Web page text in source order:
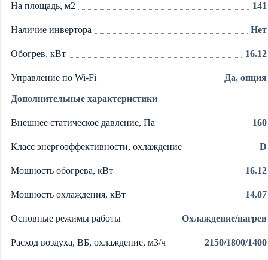
На площадь, м2 141
Наличие инвертора Нет
Обогрев, кВт 16.12
Управление по Wi-Fi Да, опция
Дополнительные характеристики
Внешнее статическое давление, Па 160
Класс энергоэффективности, охлаждение D
Мощность обогрева, кВт 16.12
Мощность охлаждения, кВт 14.07
Основные режимы работы Охлаждение/нагрев
Расход воздуха, ВБ, охлаждение, м3/ч 2150/1800/1400